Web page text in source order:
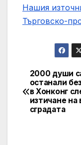
Нашия
Търговско-
Post
2000 души
останали
в Хонконг
изтичане на
сградата